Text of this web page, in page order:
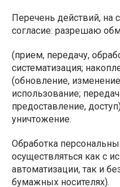
Перечень действий, на
согласие: разрешаю
(прием, передачу,
систематизация;
(обновление,
использование;
предоставление,
уничтожение.
Обработка
осуществляться как с
автоматизации, так и
бумажных носителях).